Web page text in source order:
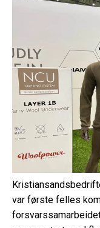
var første felles